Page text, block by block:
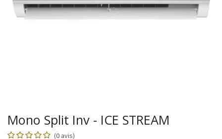
Mono Split Inv - ICE STREAM
(0 avis)